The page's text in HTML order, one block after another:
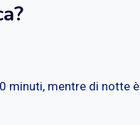
minuti, mentre di notte è